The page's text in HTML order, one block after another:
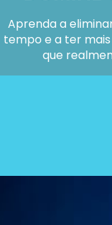
Aprenda a
tempo e a ter
que